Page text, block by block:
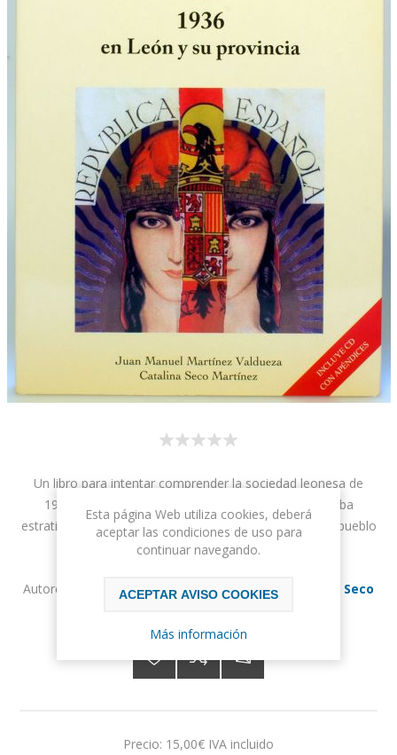
Un libro para intentar comprender la sociedad leonesa de
1936. Quién era quién en esta sociedad, cómo estaba
estratificada, cuáles fueron los resultados urna a urna, pueblo
a pueblo, circunscripción a circunscripción.
Autores: Juan Manuel Martínez Valdueza
Catalina Seco
Precio: 15,00€ IVA incluido
Esta página Web utiliza cookies, deberá
aceptar las condiciones de uso para
continuar navegando.
ACEPTAR AVISO COOKIES
Más información